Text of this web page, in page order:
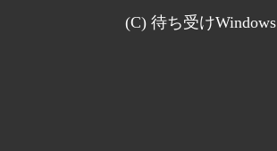
(C) 待ち受けWindows